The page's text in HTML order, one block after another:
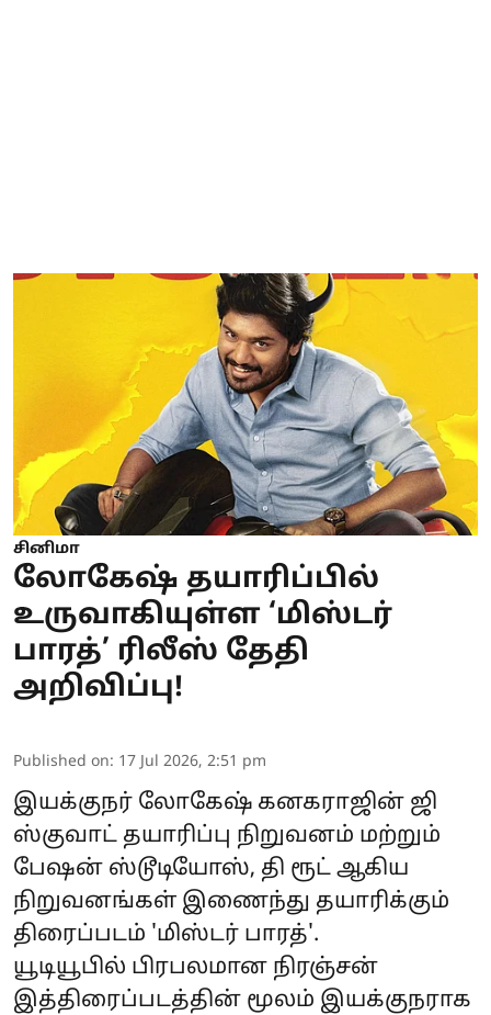
சினிமா
லோகேஷ் தயாரிப்பில்
உருவாகியுள்ள ‘மிஸ்டர்
பாரத்’ ரிலீஸ் தேதி
அறிவிப்பு!
Published on: 17 Jul 2026, 2:51 pm
இயக்குநர் லோகேஷ் கனகராஜின் ஜி
ஸ்குவாட் தயாரிப்பு நிறுவனம் மற்றும்
பேஷன் ஸ்டூடியோஸ், தி ரூட் ஆகிய
நிறுவனங்கள் இணைந்து தயாரிக்கும்
திரைப்படம் 'மிஸ்டர் பாரத்'.
யூடியூபில் பிரபலமான நிரஞ்சன்
இத்திரைப்படத்தின் மூலம் இயக்குநராக